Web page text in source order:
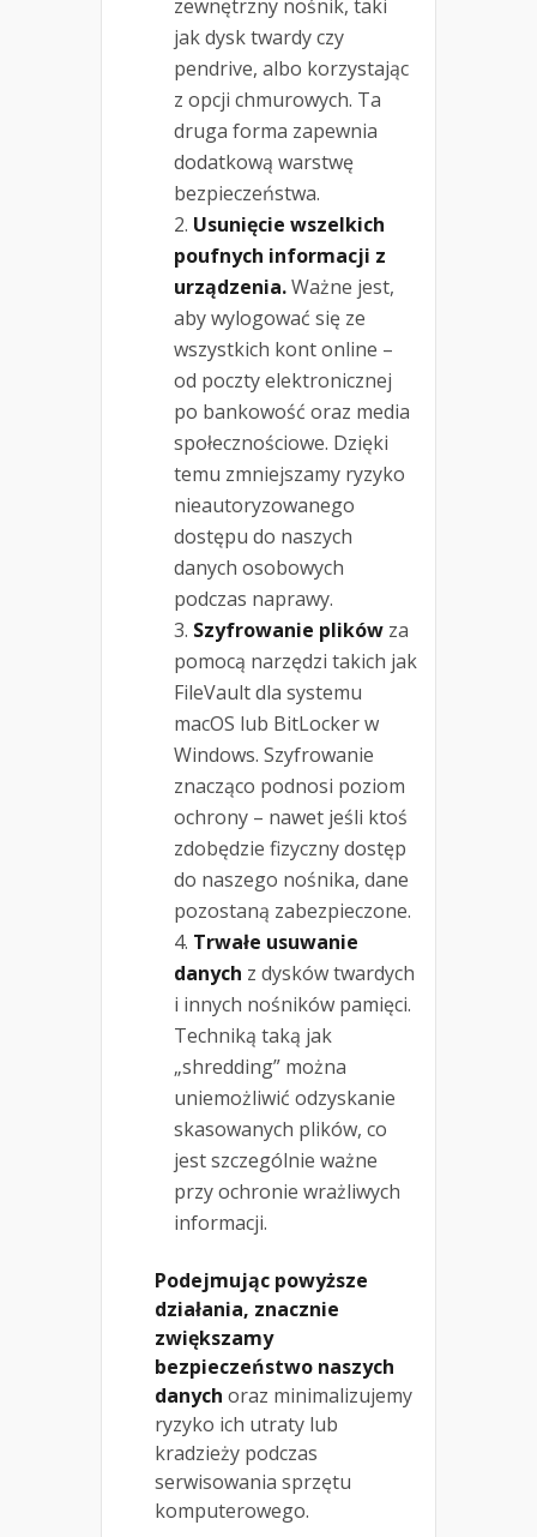
zewnętrzny nośnik, taki
jak dysk twardy czy
pendrive, albo korzystając
z opcji chmurowych. Ta
druga forma zapewnia
dodatkową warstwę
bezpieczeństwa.
Usunięcie wszelkich
poufnych informacji z
urządzenia.Ważne jest,
aby wylogować się ze
wszystkich kont online –
od poczty elektronicznej
po bankowość oraz media
społecznościowe. Dzięki
temu zmniejszamy ryzyko
nieautoryzowanego
dostępu do naszych
danych osobowych
podczas naprawy.
Szyfrowanie plików za
pomocą narzędzi takich jak
FileVault dla systemu
macOS lub BitLocker w
Windows. Szyfrowanie
znacząco podnosi poziom
ochrony – nawet jeśli ktoś
zdobędzie fizyczny dostęp
do naszego nośnika, dane
pozostaną zabezpieczone.
Trwałe usuwanie
danych z dysków twardych
i innych nośników pamięci.
Techniką taką jak
„shredding” można
uniemożliwić odzyskanie
skasowanych plików, co
jest szczególnie ważne
przy ochronie wrażliwych
informacji.
Podejmując powyższe
działania, znacznie
zwiększamy
bezpieczeństwo naszych
danych oraz minimalizujemy
ryzyko ich utraty lub
kradzieży podczas
serwisowania sprzętu
komputerowego.